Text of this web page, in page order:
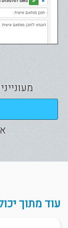
עוד מתוך